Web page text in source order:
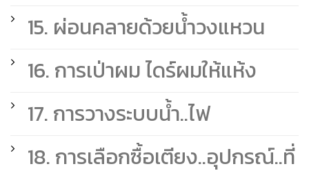
15. ผ่อนคลายด้วยน้ำวงแหวน
16. การเป่าผม ไดร์ผมให้แห้ง
17. การวางระบบน้ำ..ไฟ
18. การเลือกซื้อเตียง..อุปกรณ์..ที่